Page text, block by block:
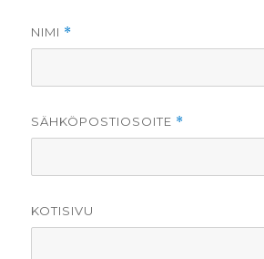
NIMI *
SÄHKÖPOSTIOSOITE *
KOTISIVU